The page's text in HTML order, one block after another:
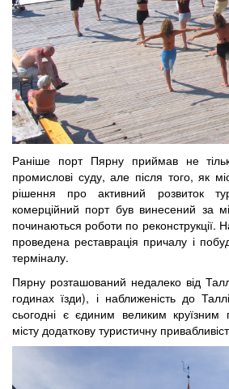
Раніше порт Пярну приймав не
промислові суду, але після того, як
рішення про активний розвиток
комерційний порт був винесений за
починаються роботи по
проведена реставрація причалу і
терміналу.
Пярну розташований недалеко від
годинах їзди), і наближеність до
сьогодні є єдиним великим круїзним
місту додаткову туристичну